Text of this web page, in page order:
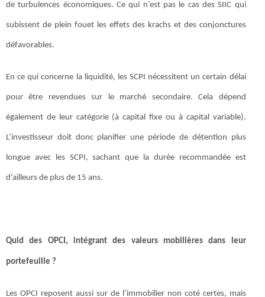
de turbulences économiques. Ce qui n’est pas le cas des SIIC qui
subissent de plein fouet les effets des krachs et des conjonctures
défavorables.
En ce qui concerne la liquidité, les SCPI nécessitent un certain délai
pour être revendues sur le marché secondaire. Cela dépend
également de leur catégorie (à capital fixe ou à capital variable).
L’investisseur doit donc planifier une période de détention plus
longue avec les SCPI, sachant que la durée recommandée est
d’ailleurs de plus de 15 ans.
Quid des OPCI, intégrant des valeurs mobilières dans leur
portefeuille ?
Les OPCI reposent aussi sur de l’immobilier non coté certes, mais